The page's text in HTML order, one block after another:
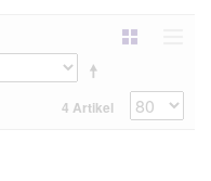
4 Artikel